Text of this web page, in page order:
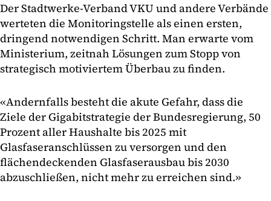
Der Stadtwerke-Verband VKU und andere Verbände
werteten die Monitoringstelle als einen ersten,
dringend notwendigen Schritt. Man erwarte vom
Ministerium, zeitnah Lösungen zum Stopp von
strategisch motiviertem Überbau zu finden.
«Andernfalls besteht die akute Gefahr, dass die
Ziele der Gigabitstrategie der Bundesregierung, 50
Prozent aller Haushalte bis 2025 mit
Glasfaseranschlüssen zu versorgen und den
flächendeckenden Glasfaserausbau bis 2030
abzuschließen, nicht mehr zu erreichen sind.»